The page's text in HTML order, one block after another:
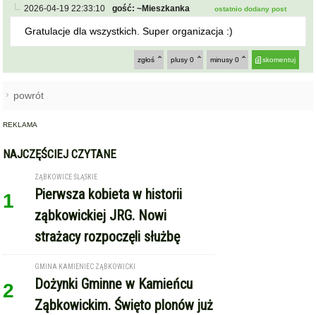
2026-04-19 22:33:10 gość: ~Mieszkanka ostatnio dodany post
Gratulacje dla wszystkich. Super organizacja :)
skomentuj
minusy 0
plusy 0
zgłoś
powrót
REKLAMA
NAJCZĘŚCIEJ CZYTANE
1
ZĄBKOWICE ŚLĄSKIE
Pierwsza kobieta w historii
ząbkowickiej JRG. Nowi
strażacy rozpoczęli służbę
2
GMINA KAMIENIEC ZĄBKOWICKI
Dożynki Gminne w Kamieńcu
Ząbkowickim. Święto plonów już